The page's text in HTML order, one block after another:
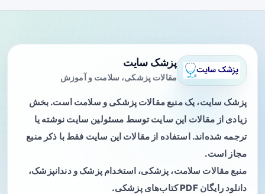
پزشک سایت
مقالات پزشکی، سلامت و آموزش
پزشک سایت، یک منبع مقالات پزشکی و سلامت است. بخش
زیادی از مقالات این سایت توسط مسئولین سایت نوشته یا
ترجمه شده‌اند. استفاده از مقالات این سایت فقط با ذکر منبع
مجاز است.
منبع مقالات سلامت، پزشکی، استخدام پزشک و دندانپزشک،
دانلود رایگان PDF کتاب‌های پزشکی.